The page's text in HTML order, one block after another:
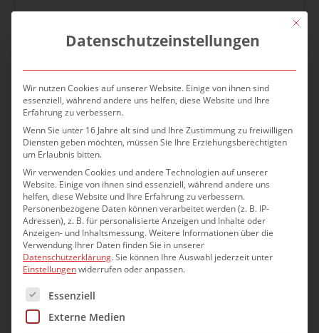
Keine PV-Anlagen mehr
auf Asbestdächern
8. Dez. 2010|Presse
Am 01.12.2010 ist eine novellierte Fassung der
Gefahrstoffverordnung in Kraft getreten. In dieser
Neufassung sind u. a. auch verschärfte Regelungen
zu den Verwendungsbeschränkungen für Asbest
enthalten, die sich unmittelbar auf die bisherige
Praxis der Erteilung von Ausnahmegenehmigungen
Mit
Datenschutzeinstellungen
Wir nutzen Cookies auf unserer Website. Einige von ihnen sind
essenziell, während andere uns helfen, diese Website und Ihre
Erfahrung zu verbessern.
Wenn Sie unter 16 Jahre alt sind und Ihre Zustimmung zu freiwilligen
Diensten geben möchten, müssen Sie Ihre Erziehungsberechtigten
um Erlaubnis bitten.
Wir verwenden Cookies und andere Technologien auf unserer
Website. Einige von ihnen sind essenziell, während andere uns
helfen, diese Website und Ihre Erfahrung zu verbessern.
Personenbezogene Daten können verarbeitet werden (z. B. IP-
Adressen), z. B. für personalisierte Anzeigen und Inhalte oder
Anzeigen- und Inhaltsmessung.Weitere Informationen über die
Verwendung Ihrer Daten finden Sie in unserer
Datenschutzerklärung.Sie können Ihre Auswahl jederzeit unter
Einstellungenwiderrufen oder anpassen.
Es folgt eine Liste der Service-Gruppen, für die eine
Essenziell
Externe Medien